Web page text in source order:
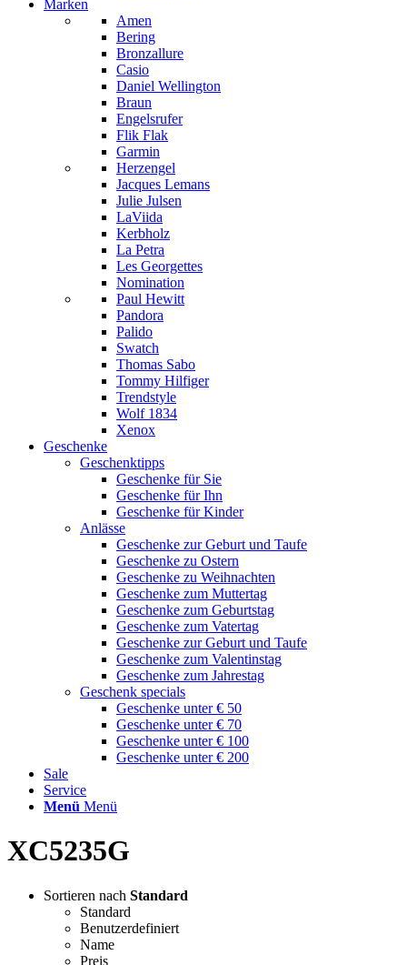
Marken
Amen
Bering
Bronzallure
Casio
Daniel Wellington
Braun
Engelsrufer
Flik Flak
Garmin
Herzengel
Jacques Lemans
Julie Julsen
LaViida
Kerbholz
La Petra
Les Georgettes
Nomination
Paul Hewitt
Pandora
Palido
Swatch
Thomas Sabo
Tommy Hilfiger
Trendstyle
Wolf 1834
Xenox
Geschenke
Geschenktipps
Geschenke für Sie
Geschenke für Ihn
Geschenke für Kinder
Anlässe
Geschenke zur Geburt und Taufe
Geschenke zu Ostern
Geschenke zu Weihnachten
Geschenke zum Muttertag
Geschenke zum Geburtstag
Geschenke zum Vatertag
Geschenke zur Geburt und Taufe
Geschenke zum Valentinstag
Geschenke zum Jahrestag
Geschenk specials
Geschenke unter € 50
Geschenke unter € 70
Geschenke unter € 100
Geschenke unter € 200
Sale
Service
Menü Menü
XC5235G
Sortieren nach Standard
Standard
Benutzerdefiniert
Name
Preis